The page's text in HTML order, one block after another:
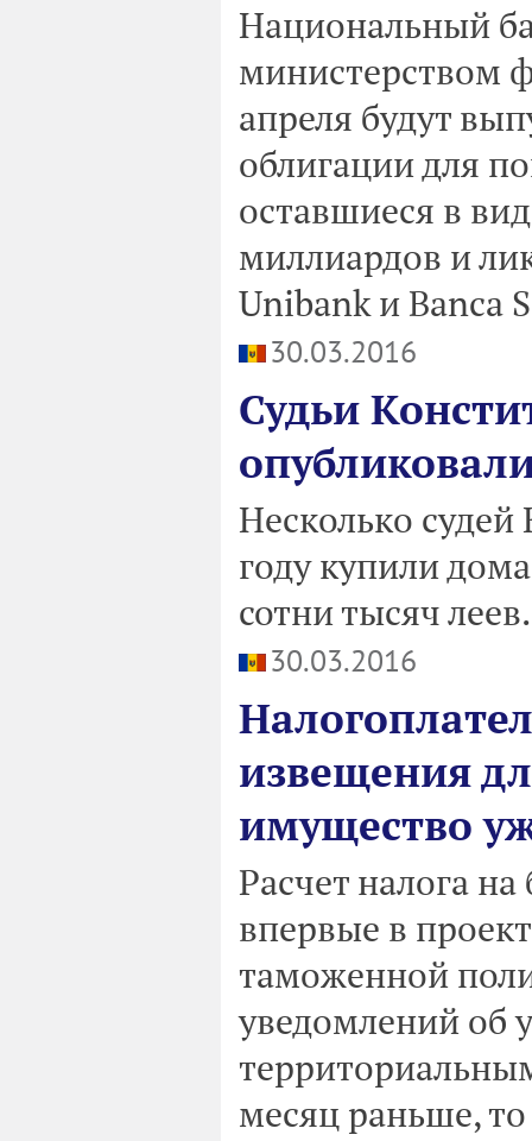
Национальный
министерством
апреля будут
облигации для
оставшиеся в
миллиардов и
Unibank и Bаncа
30.03.2016
Судьи
Несколько судей
году купили
сотни тысяч леев.
30.03.2016
извещения
имущество
Расчет налога
впервые в
таможенной
уведомлений об
месяц раньше, то